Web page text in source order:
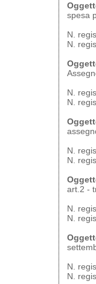
spesa
N.
N.
N.
N.
N.
N.
art.2 -
N.
N.
N.
N.